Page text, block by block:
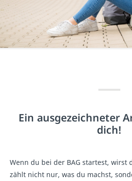
Ein ausgezeichneter
dich!
Wenn du bei der BAG startest, wirst
zählt nicht nur, was du machst,